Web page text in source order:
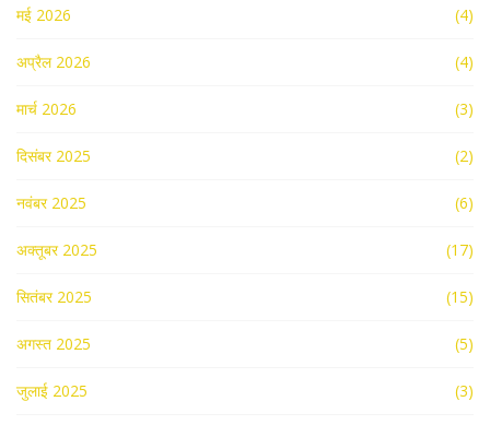
मई 2026 (4)
अप्रैल 2026 (4)
मार्च 2026 (3)
दिसंबर 2025 (2)
नवंबर 2025 (6)
अक्तूबर 2025 (17)
सितंबर 2025 (15)
अगस्त 2025 (5)
जुलाई 2025 (3)